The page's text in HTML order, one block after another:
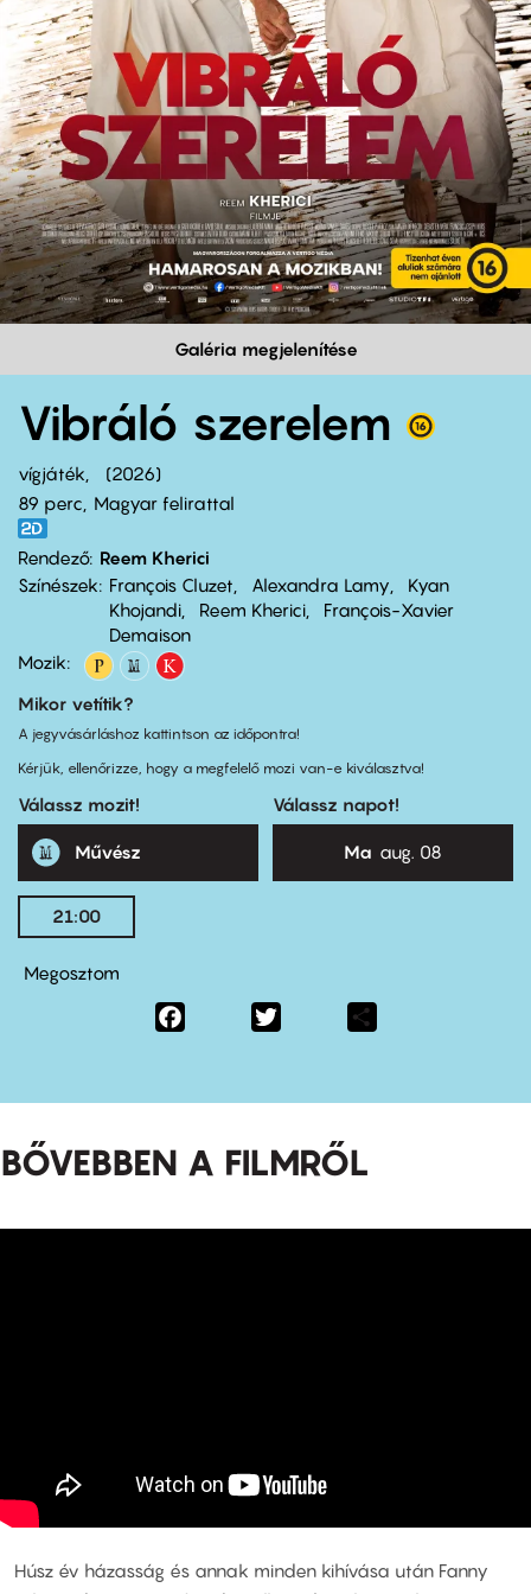
Galéria megjelenítése
Vibráló szerelem
vígjáték
2026
89 perc,
Magyar felirattal
Rendező Reem Kherici
Színészek
François Cluzet Alexandra Lamy
Kyan
Khojandi
Reem Kherici
François-Xavier
Demaison
Mozik:
Mikor vetítik?
A jegyvásárláshoz kattintson az időpontra!
Kérjük, ellenőrizze, hogy a megfelelő mozi van-e kiválasztva!
Válassz mozit!
Művész
Válassz napot!
Ma aug. 08
21:00
Megosztom
Facebook
BŐVEBBEN A FILMRŐL
Húsz év házasság és annak minden kihívása után Fanny